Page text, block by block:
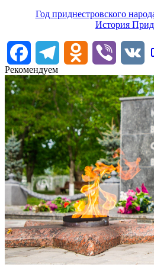
Год приднестровского
История
FacebookTelegram Odnoklassniki
Viber
Рекомендуем